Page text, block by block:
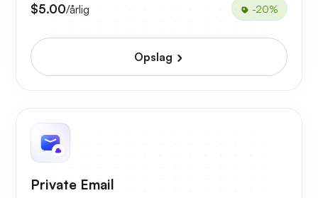
$5.00/årlig -20%
Opslag
Private Email